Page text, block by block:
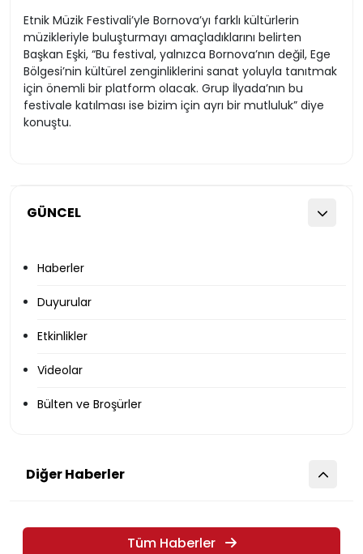
GÜNCEL
Haberler
Duyurular
Etkinlikler
Videolar
Bülten ve Broşürler
Etnik Müzik Festivali’yle Bornova’yı farklı kültürlerin
müzikleriyle buluşturmayı amaçladıklarını belirten
Başkan Eşki, “Bu festival, yalnızca Bornova’nın değil, Ege
Bölgesi’nin kültürel zenginliklerini sanat yoluyla tanıtmak
için önemli bir platform olacak. Grup İlyada’nın bu
festivale katılması ise bizim için ayrı bir mutluluk” diye
konuştu.
Diğer Haberler
Tüm Haberler